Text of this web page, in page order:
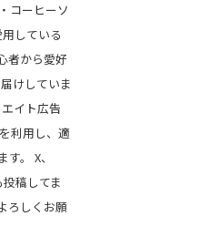
コーヒーソ
している
者から愛好
けしていま
イト広告
利用し、適
。 X、
稿してま
ろしくお願